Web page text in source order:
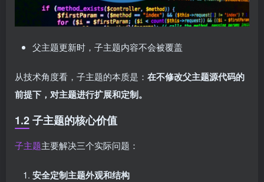
父主题更新时，子主题内容不会被覆盖
从技术角度看，子主题的本质是： 在不修改父主题源代码的
前提下，对主题进行扩展和定制。
1.2 子主题的核心价值
子主题主要解决三个实际问题：
安全定制主题外观和结构